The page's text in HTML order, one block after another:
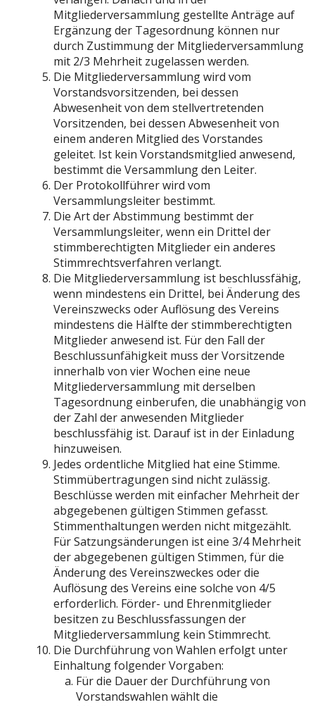
Mitgliederversammlung gestellte Anträge auf
Ergänzung der Tagesordnung können nur
durch Zustimmung der Mitgliederversammlung
mit 2/3 Mehrheit zugelassen werden.
Die Mitgliederversammlung wird vom
Vorstandsvorsitzenden, bei dessen
Abwesenheit von dem stellvertretenden
Vorsitzenden, bei dessen Abwesenheit von
einem anderen Mitglied des Vorstandes
geleitet. Ist kein Vorstandsmitglied anwesend,
bestimmt die Versammlung den Leiter.
Der Protokollführer wird vom
Versammlungsleiter bestimmt.
Die Art der Abstimmung bestimmt der
Versammlungsleiter, wenn ein Drittel der
stimmberechtigten Mitglieder ein anderes
Stimmrechtsverfahren verlangt.
Die Mitgliederversammlung ist beschlussfähig,
wenn mindestens ein Drittel, bei Änderung des
Vereinszwecks oder Auflösung des Vereins
mindestens die Hälfte der stimmberechtigten
Mitglieder anwesend ist. Für den Fall der
Beschlussunfähigkeit muss der Vorsitzende
innerhalb von vier Wochen eine neue
Mitgliederversammlung mit derselben
Tagesordnung einberufen, die unabhängig von
der Zahl der anwesenden Mitglieder
beschlussfähig ist. Darauf ist in der Einladung
hinzuweisen.
Jedes ordentliche Mitglied hat eine Stimme.
Stimmübertragungen sind nicht zulässig.
Beschlüsse werden mit einfacher Mehrheit der
abgegebenen gültigen Stimmen gefasst.
Stimmenthaltungen werden nicht mitgezählt.
Für Satzungsänderungen ist eine 3/4 Mehrheit
der abgegebenen gültigen Stimmen, für die
Änderung des Vereinszweckes oder die
Auflösung des Vereins eine solche von 4/5
erforderlich. Förder- und Ehrenmitglieder
besitzen zu Beschlussfassungen der
Mitgliederversammlung kein Stimmrecht.
Die Durchführung von Wahlen erfolgt unter
Einhaltung folgender Vorgaben:
Für die Dauer der Durchführung von
Vorstandswahlen wählt die